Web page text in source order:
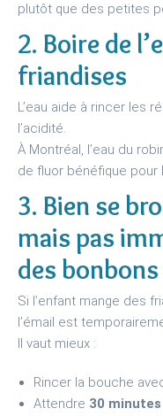
plutôt que des petites
2. Boire de
friandises
L’eau aide à rincer les
l’acidité.
À Montréal, l’eau du
de fluor bénéfique pour
3. Bien se
mais pas
des
Si l’enfant mange des
l’émail est
Il vaut mieux :
Rincer la bouche
Attendre 30 minutes